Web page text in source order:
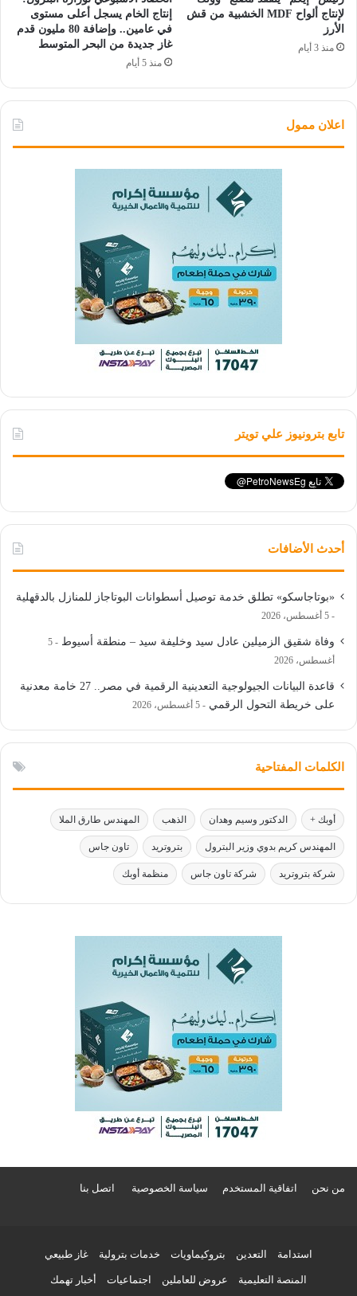
لإنتاج ألواح MDF الخشبية من قش
الأرز
منذ 3 أيام
إنتاج الخام يسجل أعلى مستوى
في عامين.. وإضافة 80 مليون قدم
غاز جديدة من البحر المتوسط
منذ 5 أيام
اعلان ممول
تابع بترونيوز علي تويتر
أحدث الأضافات
«بوتاجاسكو» تطلق خدمة توصيل أسطوانات البوتاجاز للمنازل بالدقهلية
5 أغسطس، 2026
وفاة شقيق الزميلين عادل سيد وخليفة سيد – منطقة أسيوط
5
أغسطس، 2026
قاعدة البيانات الجيولوجية التعدينية الرقمية في مصر.. 27 خامة معدنية
على خريطة التحول الرقمي
5 أغسطس، 2026
الكلمات المفتاحية
أوبك + الدكتور وسيم وهدان الذهب المهندس طارق الملا
المهندس كريم بدوي وزير البترول بتروتريد تاون جاس
شركة بتروتريد شركة تاون جاس منظمة أوبك
من نحن اتفاقية المستخدم سياسة الخصوصية اتصل بنا
استدامة التعدين بتروكيماويات خدمات بترولية غاز طبيعي
المنصة التعليمية عروض للعاملين اجتماعيات أخبار تهمك